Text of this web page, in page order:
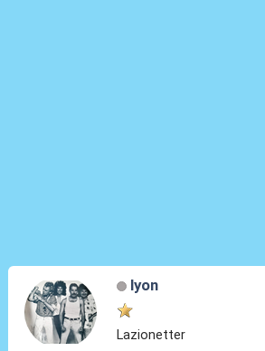
lyon
Lazionetter